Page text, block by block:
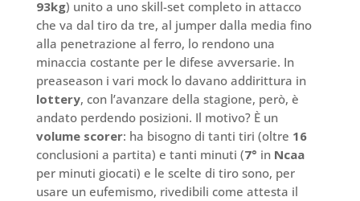
93kg) unito a uno skill-set completo in attacco
che va dal tiro da tre, al jumper dalla media fino
alla penetrazione al ferro, lo rendono una
minaccia costante per le difese avversarie. In
preaseason i vari mock lo davano addirittura in
lottery, con l’avanzare della stagione, però, è
andato perdendo posizioni. Il motivo? È un
volume scorer: ha bisogno di tanti tiri (oltre 16
conclusioni a partita) e tanti minuti (7° in Ncaa
per minuti giocati) e le scelte di tiro sono, per
usare un eufemismo, rivedibili come attesta il